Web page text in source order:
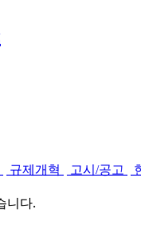
규제개혁 고시/공고
니다.